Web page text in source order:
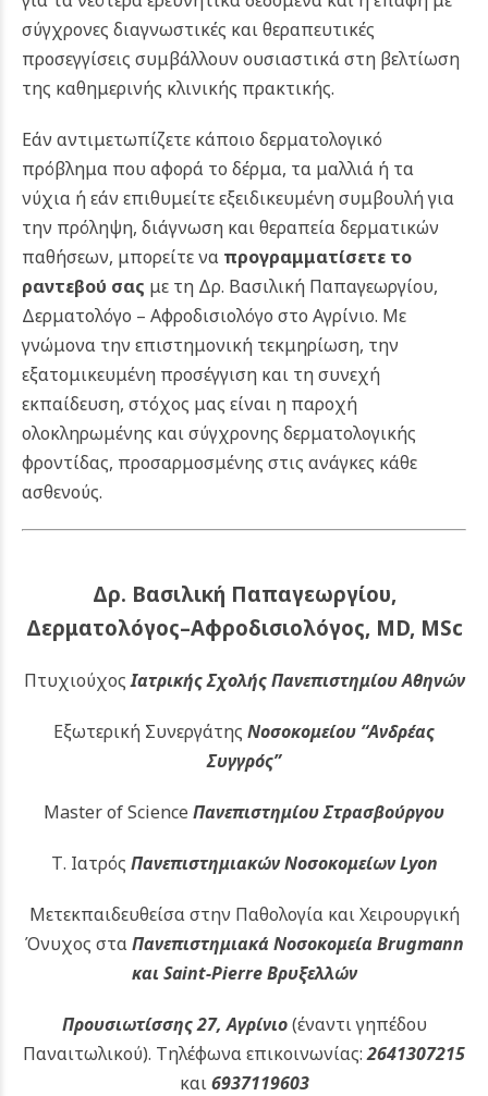
σύγχρονες διαγνωστικές και θεραπευτικές
προσεγγίσεις συμβάλλουν ουσιαστικά στη βελτίωση
της καθημερινής κλινικής πρακτικής.
Εάν αντιμετωπίζετε κάποιο δερματολογικό
πρόβλημα που αφορά το δέρμα, τα μαλλιά ή τα
νύχια ή εάν επιθυμείτε εξειδικευμένη συμβουλή για
την πρόληψη, διάγνωση και θεραπεία δερματικών
παθήσεων, μπορείτε να προγραμματίσετε το
ραντεβού σας με τη Δρ. Βασιλική Παπαγεωργίου,
Δερματολόγο – Αφροδισιολόγο στο Αγρίνιο. Με
γνώμονα την επιστημονική τεκμηρίωση, την
εξατομικευμένη προσέγγιση και τη συνεχή
εκπαίδευση, στόχος μας είναι η παροχή
ολοκληρωμένης και σύγχρονης δερματολογικής
φροντίδας, προσαρμοσμένης στις ανάγκες κάθε
ασθενούς.
Δρ. Βασιλική Παπαγεωργίου,
Δερματολόγος–Αφροδισιολόγος, MD, MSc
ΠτυχιούχοςΙατρικής Σχολής Πανεπιστημίου Αθηνών
Εξωτερική Συνεργάτης Νοσοκομείου “Ανδρέας
Συγγρός”
Master of Science Πανεπιστημίου Στρασβούργου
Τ. Ιατρός Πανεπιστημιακών Νοσοκομείων Lyon
Μετεκπαιδευθείσα στην Παθολογία και Χειρουργική
Όνυχος σταΠανεπιστημιακά Νοσοκομεία Brugmann
και Saint-Pierre Βρυξελλών
Προυσιωτίσσης 27, Αγρίνιο(έναντι γηπέδου
Παναιτωλικού). Τηλέφωνα επικοινωνίας:2641307215
και6937119603